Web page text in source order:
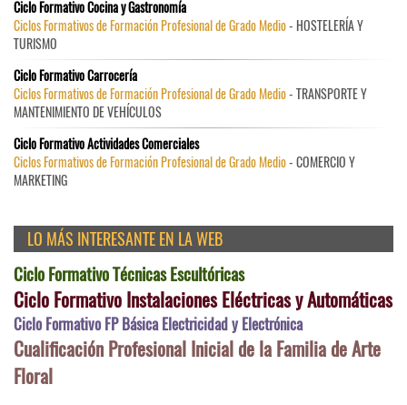
Ciclo Formativo Cocina y Gastronomía
Ciclos Formativos de Formación Profesional de Grado Medio- HOSTELERÍA Y
TURISMO
Ciclo Formativo Carrocería
Ciclos Formativos de Formación Profesional de Grado Medio- TRANSPORTE Y
MANTENIMIENTO DE VEHÍCULOS
Ciclo Formativo Actividades Comerciales
Ciclos Formativos de Formación Profesional de Grado Medio- COMERCIO Y
MARKETING
LO MÁS INTERESANTE EN LA WEB
Ciclo Formativo Técnicas Escultóricas
Ciclo Formativo Instalaciones Eléctricas y Automáticas
Ciclo Formativo FP Básica Electricidad y Electrónica
Cualificación Profesional Inicial de la Familia de Arte
Floral